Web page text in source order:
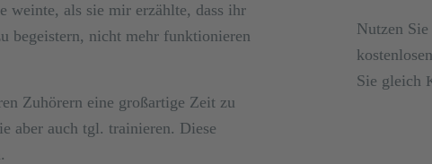
weinte, als sie mir erzählte, dass ihr
begeistern, nicht mehr funktionieren
Zuhörern eine großartige Zeit zu
aber auch tgl. trainieren. Diese
Nutzen
Sie gleich